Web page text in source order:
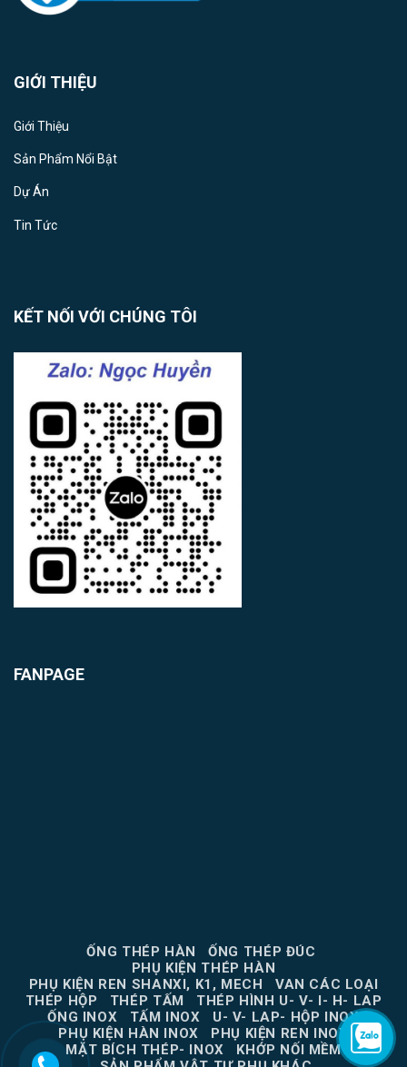
GIỚI THIỆU
Giới Thiệu
Sản Phẩm Nổi Bật
Dự Án
Tin Tức
KẾT NỐI VỚI CHÚNG TÔI
FANPAGE
ỐNG THÉP HÀN
ỐNG THÉP ĐÚC
PHỤ KIỆN THÉP HÀN
PHỤ KIỆN REN SHANXI, K1, MECH
VAN CÁC LOẠI
THÉP HỘP
THÉP TẤM
THÉP HÌNH U- V- I- H- LAP
ỐNG INOX
TẤM INOX
U- V- LAP- HỘP INOX
PHỤ KIỆN HÀN INOX
PHỤ KIỆN REN INOX
MẶT BÍCH THÉP- INOX
KHỚP NỐI MỀM